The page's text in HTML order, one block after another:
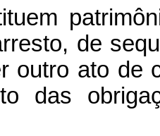
de
outro ato de
das